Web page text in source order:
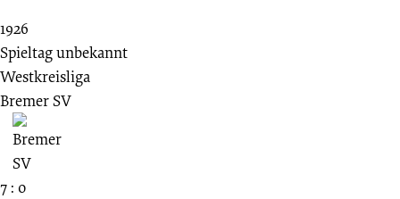
1926
Spieltag unbekannt
Westkreisliga
Bremer SV
7 : 0